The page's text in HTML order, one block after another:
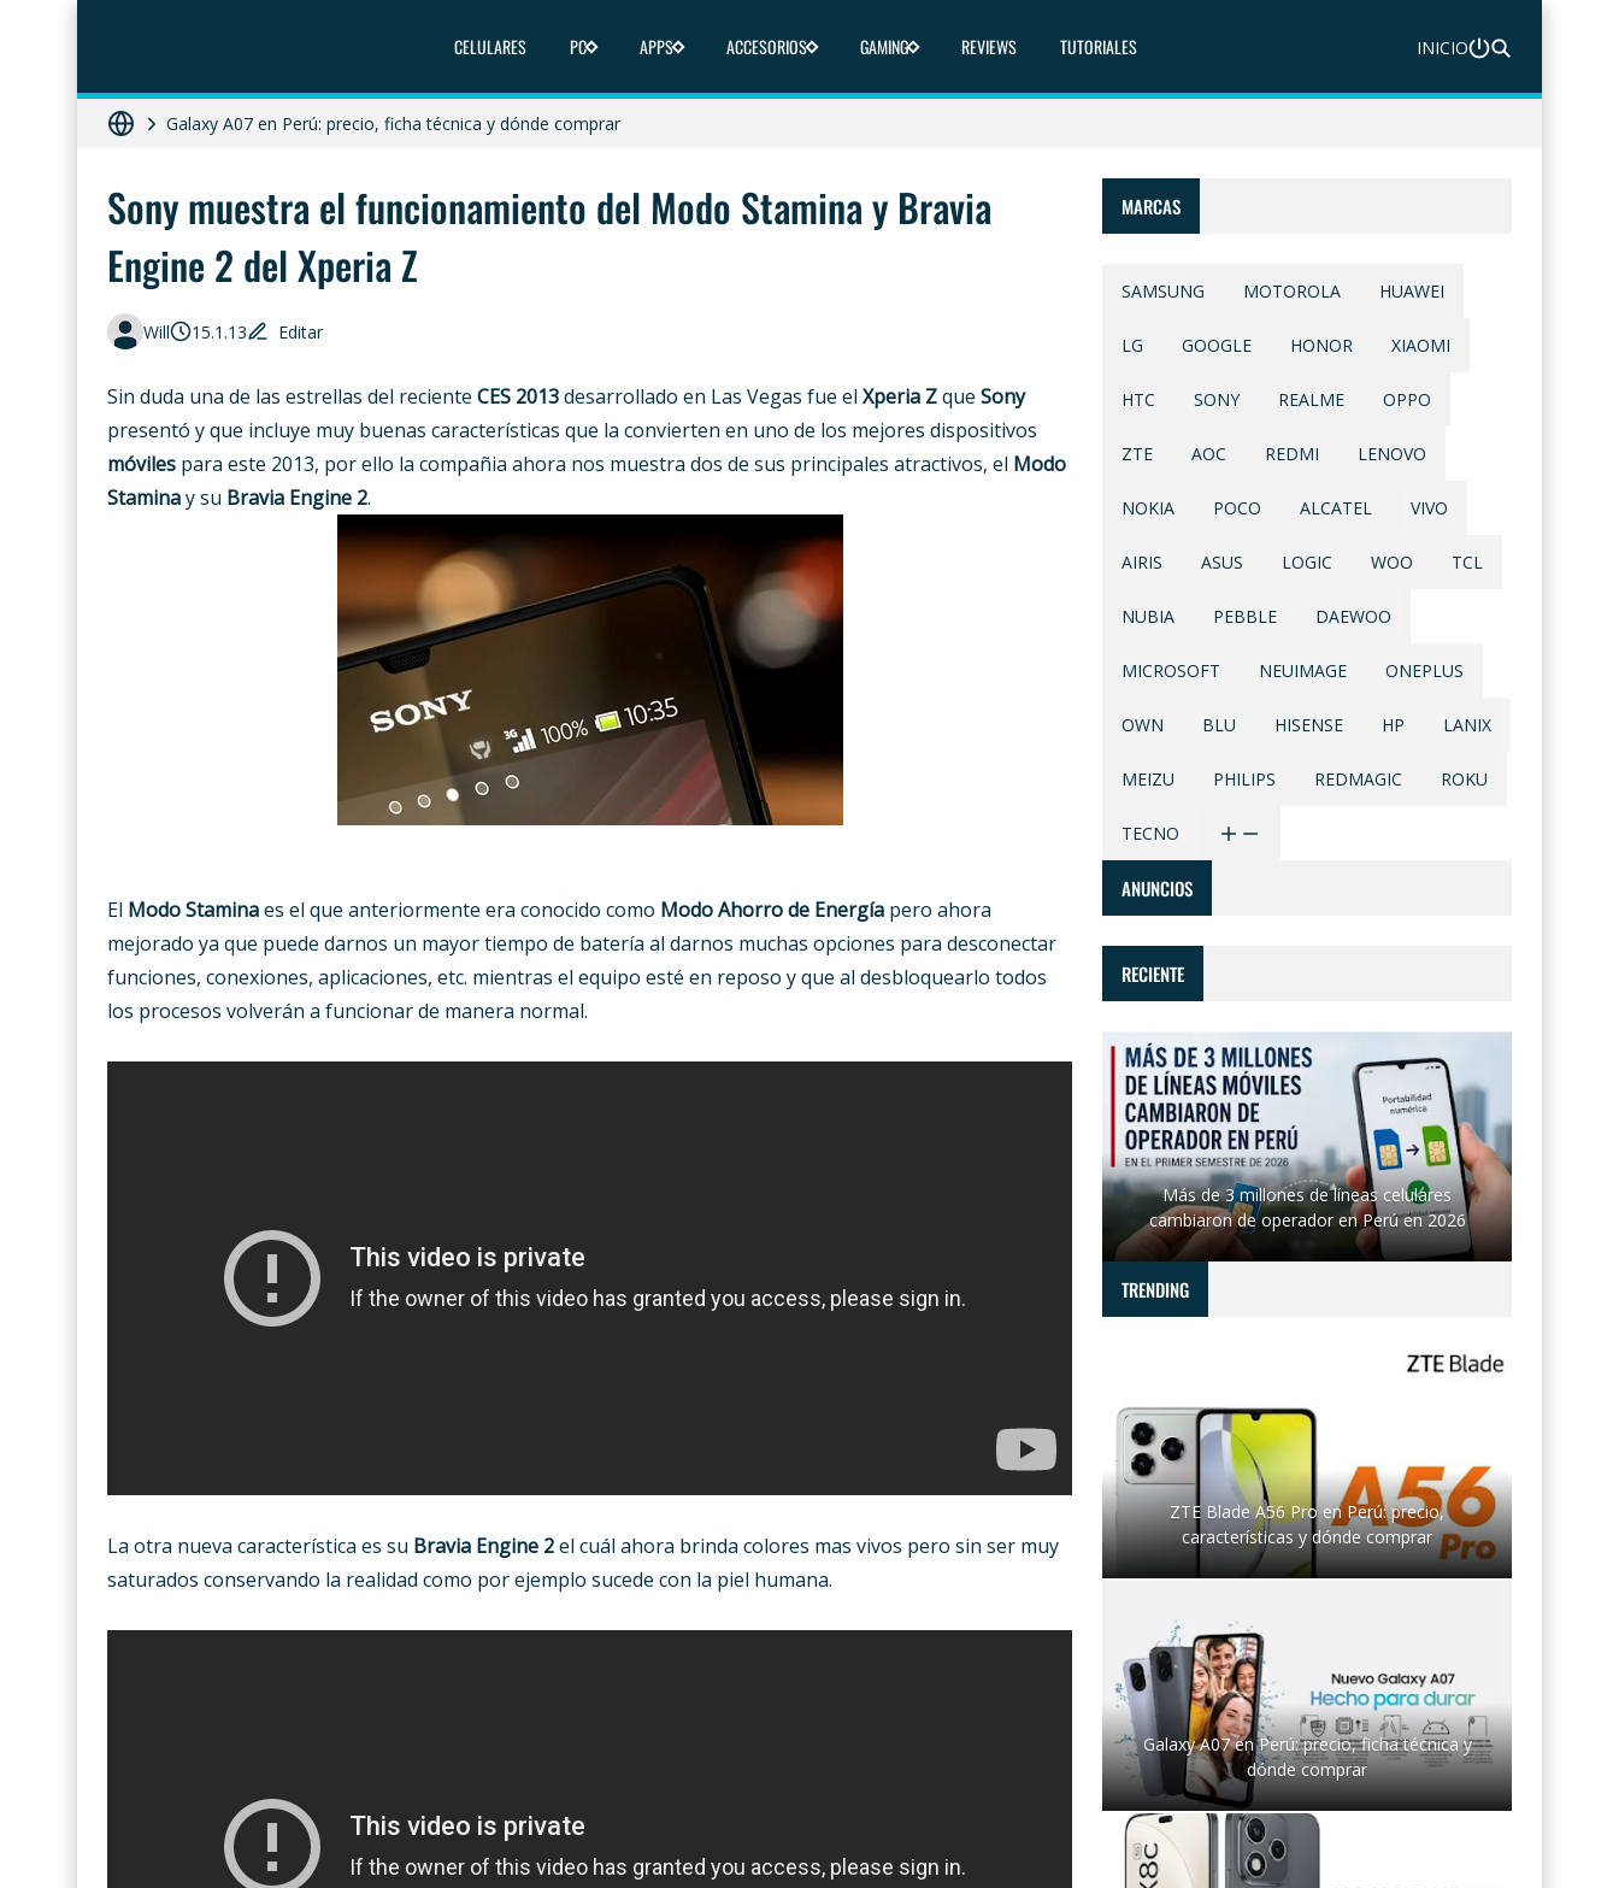
CELULARES PC APPS ACCESORIOS GAMING REVIEWS TUTORIALES
INICIO
Galaxy A07 en Perú: precio, ficha técnica y dónde comprar
HONOR X7d 5G en Perú: precio, características y dónde comprar
Diferencias entre celular libre, desbloqueado y liberado en 2025
Sony muestra el funcionamiento del Modo Stamina y Bravia
Engine 2 del Xperia Z
Will 15.1.13 Editar
Sin duda una de las estrellas del reciente CES 2013desarrollado en Las Vegas fue el Xperia Zque Sony
presentó y que incluye muy buenas características que la convierten en uno de los mejores dispositivos
móviles para este 2013, por ello la compañia ahora nos muestra dos de sus principales atractivos, el Modo
Staminay su Bravia Engine 2.
El Modo Staminaes el que anteriormente era conocido como Modo Ahorro de Energía pero ahora
mejorado ya que puede darnos un mayor tiempo de batería al darnos muchas opciones para desconectar
funciones, conexiones, aplicaciones, etc. mientras el equipo esté en reposo y que al desbloquearlo todos
los procesos volverán a funcionar de manera normal.
La otra nueva característica es su Bravia Engine 2el cuál ahora brinda colores mas vivos pero sin ser muy
saturados conservando la realidad como por ejemplo sucede con la piel humana.
MARCAS
SAMSUNG MOTOROLA HUAWEI
LG GOOGLE HONOR XIAOMI
HTC SONY REALME OPPO
ZTE AOC REDMI LENOVO
NOKIA POCO ALCATEL VIVO
AIRIS ASUS LOGIC WOO TCL
NUBIA PEBBLE DAEWOO
MICROSOFT NEUIMAGE ONEPLUS
OWN BLU HISENSE HP LANIX
MEIZU PHILIPS REDMAGIC ROKU
TECNO
ANUNCIOS
RECIENTE
Más de 3 millones de líneas celulares
cambiaron de operador en Perú en 2026
TRENDING
ZTE Blade A56 Pro en Perú: precio,
características y dónde comprar
Galaxy A07 en Perú: precio, ficha técnica y
dónde comprar